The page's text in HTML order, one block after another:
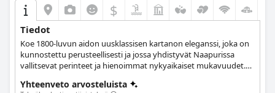
$
Tiedot
Koe 1800-luvun aidon uusklassisen kartanon eleganssi, joka on
kunnostettu perusteellisesti ja jossa yhdistyvät Naapurissa
vallitsevat perinteet ja hienoimmat nykyaikaiset mukavuudet.
sisustuksellaan.
Yhteenveto arvosteluista